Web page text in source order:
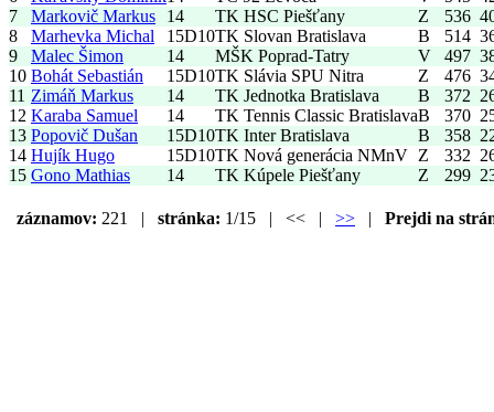
7
Markovič Markus 14 TK HSC Piešťany Z 536
8
Marhevka Michal 15D10TK Slovan Bratislava B 514
9
Malec Šimon 14 MŠK Poprad-Tatry V 497
10 Bohát Sebastián 15D10TK Slávia SPU Nitra Z 476
11 Zimáň Markus 14 TK Jednotka Bratislava B 372
12 Karaba Samuel 14 TK Tennis Classic BratislavaB 370
13 Popovič Dušan 15D10TK Inter Bratislava B 358
14 Hujík Hugo 15D10TK Nová generácia NMnV Z 332
15 Gono Mathias 14 TK Kúpele Piešťany Z 299
záznamov: 221 | stránka: 1/15 | << | >> | Prejdi na